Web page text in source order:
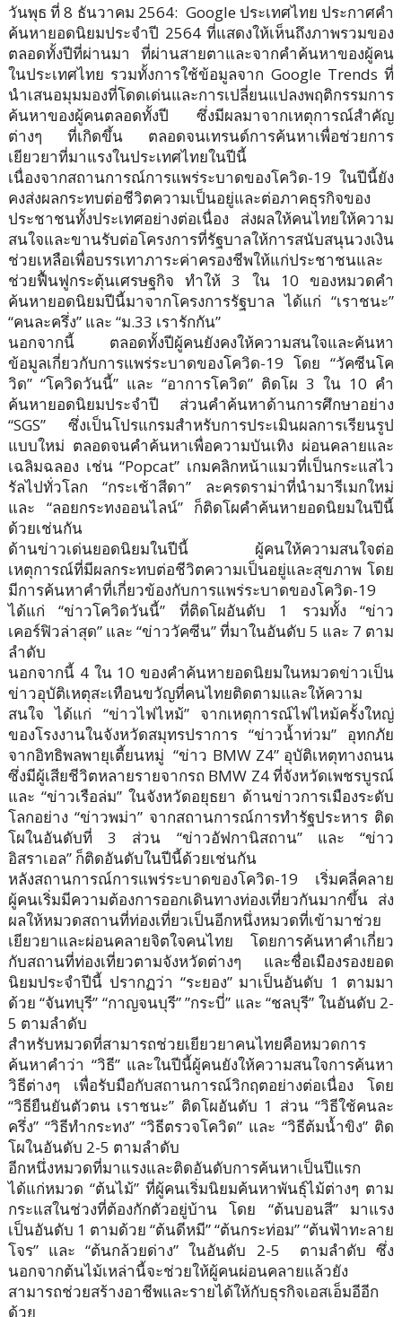
วันพุธ ที่ 8 ธันวาคม 2564: Google ประเทศไทย ประกาศคำ
ค้นหายอดนิยมประจำปี 2564 ที่แสดงให้เห็นถึงภาพรวมของ
ตลอดทั้งปีที่ผ่านมา ที่ผ่านสายตาและจากคำค้นหาของผู้คน
ในประเทศไทย รวมทั้งการใช้ข้อมูลจาก Google Trends ที่
นำเสนอมุมมองที่โดดเด่นและการเปลี่ยนแปลงพฤติกรรมการ
ค้นหาของผู้คนตลอดทั้งปี ซึ่งมีผลมาจากเหตุการณ์สำคัญ
ต่างๆ ที่เกิดขึ้น ตลอดจนเทรนด์การค้นหาเพื่อช่วยการ
เยียวยาที่มาแรงในประเทศไทยในปีนี้
เนื่องจากสถานการณ์การแพร่ระบาดของโควิด-19 ในปีนี้ยัง
คงส่งผลกระทบต่อชีวิตความเป็นอยู่และต่อภาคธุรกิจของ
ประชาชนทั้งประเทศอย่างต่อเนื่อง ส่งผลให้คนไทยให้ความ
สนใจและขานรับต่อโครงการที่รัฐบาลให้การสนับสนุนวงเงิน
ช่วยเหลือเพื่อบรรเทาภาระค่าครองชีพให้แก่ประชาชนและ
ช่วยฟื้นฟูกระตุ้นเศรษฐกิจ ทำให้ 3 ใน 10 ของหมวดคำ
ค้นหายอดนิยมปีนี้มาจากโครงการรัฐบาล ได้แก่ “เราชนะ”
“คนละครึ่ง” และ “ม.33 เรารักกัน”
นอกจากนี้ ตลอดทั้งปีผู้คนยังคงให้ความสนใจและค้นหา
ข้อมูลเกี่ยวกับการแพร่ระบาดของโควิด-19 โดย “วัคซีนโค
วิด” “โควิดวันนี้” และ “อาการโควิด” ติดโผ 3 ใน 10 คำ
ค้นหายอดนิยมประจำปี ส่วนคำค้นหาด้านการศึกษาอย่าง
“SGS” ซึ่งเป็นโปรแกรมสำหรับการประเมินผลการเรียนรูป
แบบใหม่ ตลอดจนคำค้นหาเพื่อความบันเทิง ผ่อนคลายและ
เฉลิมฉลอง เช่น “Popcat” เกมคลิกหน้าแมวที่เป็นกระแสไว
รัลไปทั่วโลก “กระเช้าสีดา” ละครดราม่าที่นำมารีเมกใหม่
และ “ลอยกระทงออนไลน์” ก็ติดโผคำค้นหายอดนิยมในปีนี้
ด้วยเช่นกัน
ด้านข่าวเด่นยอดนิยมในปีนี้ ผู้คนให้ความสนใจต่อ
เหตุการณ์ที่มีผลกระทบต่อชีวิตความเป็นอยู่และสุขภาพ โดย
มีการค้นหาคำที่เกี่ยวข้องกับการแพร่ระบาดของโควิด-19
ได้แก่ “ข่าวโควิดวันนี้” ที่ติดโผอันดับ 1 รวมทั้ง “ข่าว
เคอร์ฟิวล่าสุด” และ “ข่าววัคซีน” ที่มาในอันดับ 5 และ 7 ตาม
ลำดับ
นอกจากนี้ 4 ใน 10 ของคำค้นหายอดนิยมในหมวดข่าวเป็น
ข่าวอุบัติเหตุสะเทือนขวัญที่คนไทยติดตามและให้ความ
สนใจ ได้แก่ “ข่าวไฟไหม้” จากเหตุการณ์ไฟไหม้ครั้งใหญ่
ของโรงงานในจังหวัดสมุทรปราการ “ข่าวน้ำท่วม” อุทกภัย
จากอิทธิพลพายุเตี้ยนหมู่ “ข่าว BMW Z4” อุบัติเหตุทางถนน
ซึ่งมีผู้เสียชีวิตหลายรายจากรถ BMW Z4 ที่จังหวัดเพชรบูรณ์
และ “ข่าวเรือล่ม” ในจังหวัดอยุธยา ด้านข่าวการเมืองระดับ
โลกอย่าง “ข่าวพม่า” จากสถานการณ์การทำรัฐประหาร ติด
โผในอันดับที่ 3 ส่วน “ข่าวอัฟกานิสถาน” และ “ข่าว
อิสราเอล” ก็ติดอันดับในปีนี้ด้วยเช่นกัน
หลังสถานการณ์การแพร่ระบาดของโควิด-19 เริ่มคลี่คลาย
ผู้คนเริ่มมีความต้องการออกเดินทางท่องเที่ยวกันมากขึ้น ส่ง
ผลให้หมวดสถานที่ท่องเที่ยวเป็นอีกหนึ่งหมวดที่เข้ามาช่วย
เยียวยาและผ่อนคลายจิตใจคนไทย โดยการค้นหาคำเกี่ยว
กับสถานที่ท่องเที่ยวตามจังหวัดต่างๆ และชื่อเมืองรองยอด
นิยมประจำปีนี้ ปรากฏว่า “ระยอง” มาเป็นอันดับ 1 ตามมา
ด้วย “จันทบุรี” “กาญจนบุรี” ”กระบี่” และ “ชลบุรี” ในอันดับ 2-
5 ตามลำดับ
สำหรับหมวดที่สามารถช่วยเยียวยาคนไทยคือหมวดการ
ค้นหาคำว่า “วิธี” และในปีนี้ผู้คนยังให้ความสนใจการค้นหา
วิธีต่างๆ เพื่อรับมือกับสถานการณ์วิกฤตอย่างต่อเนื่อง โดย
“วิธียืนยันตัวตน เราชนะ” ติดโผอันดับ 1 ส่วน “วิธีใช้คนละ
ครึ่ง” “วิธีทำกระทง” “วิธีตรวจโควิด” และ “วิธีต้มน้ำขิง” ติด
โผในอันดับ 2-5 ตามลำดับ
อีกหนึ่งหมวดที่มาแรงและติดอันดับการค้นหาเป็นปีแรก
ได้แก่หมวด “ต้นไม้” ที่ผู้คนเริ่มนิยมค้นหาพันธุ์ไม้ต่างๆ ตาม
กระแสในช่วงที่ต้องกักตัวอยู่บ้าน โดย “ต้นบอนสี” มาแรง
เป็นอันดับ 1 ตามด้วย “ต้นดีหมี” “ต้นกระท่อม” “ต้นฟ้าทะลาย
โจร” และ “ต้นกล้วยด่าง” ในอันดับ 2-5 ตามลำดับ ซึ่ง
นอกจากต้นไม้เหล่านี้จะช่วยให้ผู้คนผ่อนคลายแล้วยัง
สามารถช่วยสร้างอาชีพและรายได้ให้กับธุรกิจเอสเอ็มอีอีก
ด้วย